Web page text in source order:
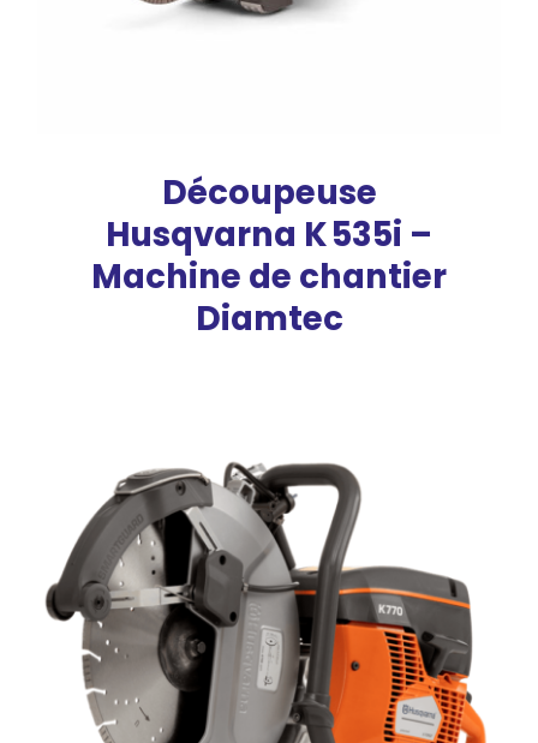
Découpeuse
Husqvarna K 535i –
Machine de chantier
Diamtec